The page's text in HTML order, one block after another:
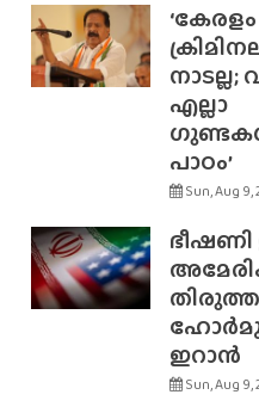
‘കേരളം
എല്ലാ
പാഠം’
Sun, Aug 9,
ഇറാൻ
Sun, Aug 9,